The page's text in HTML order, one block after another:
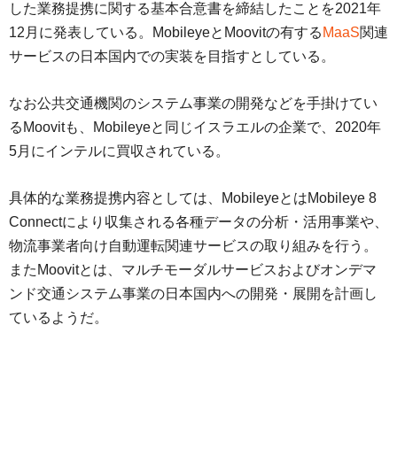
した業務提携に関する基本合意書を締結したことを2021年
12月に発表している。MobileyeとMoovitの有する MaaS関連
サービスの日本国内での実装を目指すとしている。
なお公共交通機関のシステム事業の開発などを手掛けてい
るMoovitも、Mobileyeと同じイスラエルの企業で、2020年
5月にインテルに買収されている。
具体的な業務提携内容としては、MobileyeとはMobileye 8
Connectにより収集される各種データの分析・活用事業や、
物流事業者向け自動運転関連サービスの取り組みを行う。
またMoovitとは、マルチモーダルサービスおよびオンデマ
ンド交通システム事業の日本国内への開発・展開を計画し
ているようだ。